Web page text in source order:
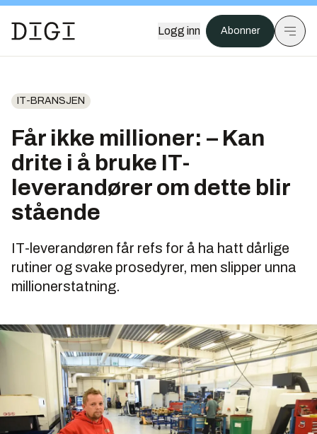
Logg inn Abonner
IT-BRANSJEN
Får ikke millioner: – Kan
drite i å bruke IT-
leverandører om dette blir
stående
IT-leverandøren får refs for å ha hatt dårlige
rutiner og svake prosedyrer, men slipper unna
millionerstatning.